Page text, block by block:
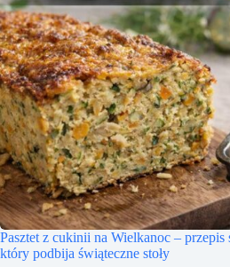
Pasztet z cukinii na Wielkanoc – przepis
który podbija świąteczne stoły